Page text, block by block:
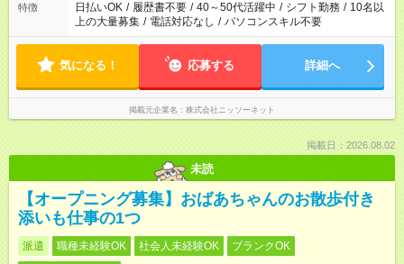
特徴 日払いOK / 履歴書不要 / 40～50代活躍中 / シフト勤務 / 10名以
上の大量募集 / 電話対応なし / パソコンスキル不要
気になる！ 応募する 詳細へ
掲載元企業名 株式会社ニッソーネット
掲載日：2026.08.02
未読
【オープニング募集】おばあちゃんのお散歩付き
添いも仕事の1つ
派遣 職種未経験OK 社会人未経験OK
ブランクOK